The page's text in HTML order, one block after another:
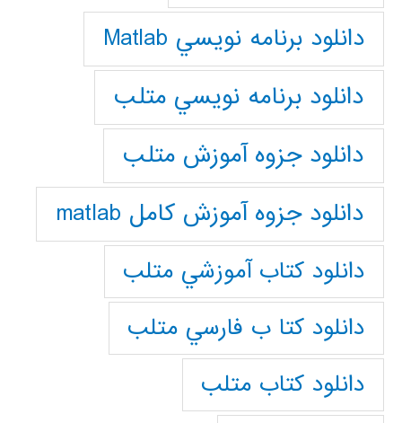
دانلود برنامه نويسي Matlab
دانلود برنامه نويسي متلب
دانلود جزوه آموزش متلب
دانلود جزوه آموزش کامل matlab
دانلود كتاب آموزشي متلب
دانلود كتا ب فارسي متلب
دانلود كتاب متلب